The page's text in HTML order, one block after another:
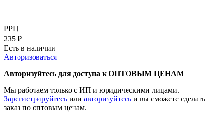
РРЦ
235 ₽
Есть в наличии
Авторизоваться
Авторизуйтесь для доступа к ОПТОВЫМ ЦЕНАМ
Мы работаем только с ИП и юридическими лицами.
Зарегистрируйтесь или авторизуйтесь и вы сможете сделать
заказ по оптовым ценам.